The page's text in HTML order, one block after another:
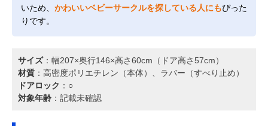
いため、 かわいいベビーサークルを探している人にもぴった
りです。
サイズ：幅207×奥行146×高さ60cm（ドア高さ57cm）
材質 ：高密度ポリエチレン（本体）、ラバー（すべり止め）
ドアロック ：○
対象年齢 ：記載未確認